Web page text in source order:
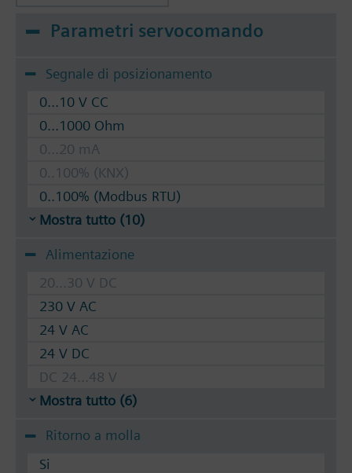
Parametri servocomando
Segnale di posizionamento
0...10 V CC
0...1000 Ohm
0...20 mA
0..100% (KNX)
0..100% (Modbus RTU)
Mostra tutto (10)
Alimentazione
20...30 V DC
230 V AC
24 V AC
24 V DC
DC 24...48 V
Mostra tutto (6)
Ritorno a molla
Si